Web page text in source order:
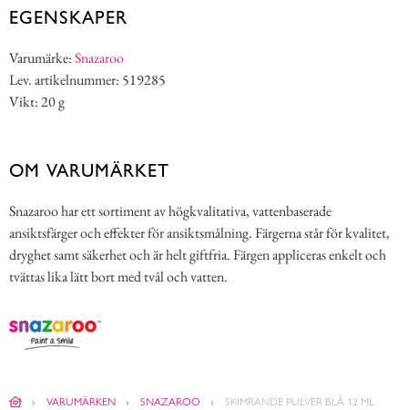
EGENSKAPER
Varumärke:Snazaroo
Lev. artikelnummer: 519285
Vikt: 20 g
OM VARUMÄRKET
Snazaroo har ett sortiment av högkvalitativa, vattenbaserade
ansiktsfärger och effekter för ansiktsmålning. Färgerna står för kvalitet,
dryghet samt säkerhet och är helt giftfria. Färgen appliceras enkelt och
tvättas lika lätt bort med tvål och vatten.
VARUMÄRKEN SNAZAROO SKIMRANDE PULVER BLÅ 12 ML